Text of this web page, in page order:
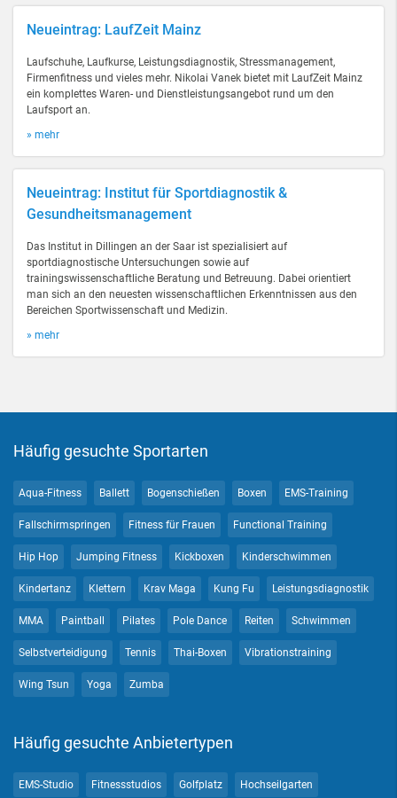
Neueintrag: LaufZeit Mainz
Laufschuhe, Laufkurse, Leistungsdiagnostik, Stressmanagement,
Firmenfitness und vieles mehr. Nikolai Vanek bietet mit LaufZeit Mainz
ein komplettes Waren- und Dienstleistungsangebot rund um den
Laufsport an.
» mehr
Neueintrag: Institut für Sportdiagnostik &
Gesundheitsmanagement
Das Institut in Dillingen an der Saar ist spezialisiert auf
sportdiagnostische Untersuchungen sowie auf
trainingswissenschaftliche Beratung und Betreuung. Dabei orientiert
man sich an den neuesten wissenschaftlichen Erkenntnissen aus den
Bereichen Sportwissenschaft und Medizin.
» mehr
Häufig gesuchte Sportarten
Aqua-Fitness Ballett Bogenschießen Boxen EMS-Training
Fallschirmspringen Fitness für Frauen Functional Training
Hip Hop Jumping Fitness Kickboxen Kinderschwimmen
Kindertanz Klettern Krav Maga Kung Fu Leistungsdiagnostik
MMA Paintball Pilates Pole Dance Reiten Schwimmen
Selbstverteidigung Tennis Thai-Boxen Vibrationstraining
Wing Tsun Yoga Zumba
Häufig gesuchte Anbietertypen
EMS-Studio Fitnessstudios Golfplatz Hochseilgarten